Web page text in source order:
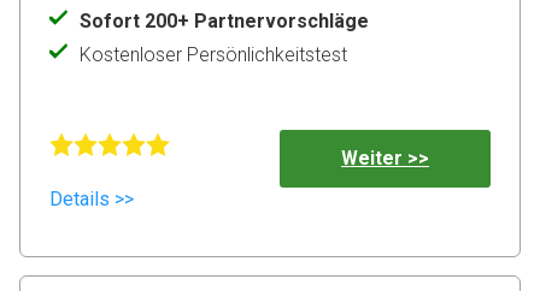
Sofort 200+ Partnervorschläge
Kostenloser Persönlichkeitstest
Details >>
Weiter >>